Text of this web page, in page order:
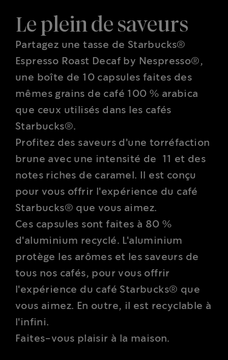
Le plein de saveurs
Partagez une tasse de Starbucks®
Espresso Roast Decaf by Nespresso®,
une boîte de 10 capsules faites des
mêmes grains de café 100 % arabica
que ceux utilisés dans les cafés
Starbucks®.
Profitez des saveurs d'une torréfaction
brune avec une intensité de 11 et des
notes riches de caramel. Il est conçu
pour vous offrir l'expérience du café
Starbucks® que vous aimez.
Ces capsules sont faites à 80 %
d'aluminium recyclé. L'aluminium
protège les arômes et les saveurs de
tous nos cafés, pour vous offrir
l'expérience du café Starbucks® que
vous aimez. En outre, il est recyclable à
l'infini.
Faites-vous plaisir à la maison.